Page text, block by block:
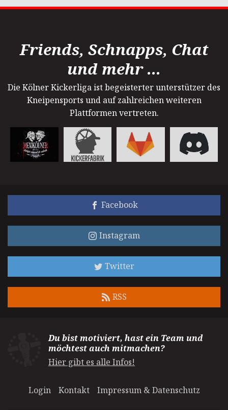
Friends, Schnapps, Chat
und mehr ...
Die Kölner Kickerliga ist begeisterter unterstützer des
Kneipensports und auf zahlreichen weiteren
Plattformen vertreten.
Facebook
Instagram
Twitter
RSS
Du bist motiviert, hast ein Team und
möchtest auch mitmachen?
Hier gibt es alle Infos!
Login Kontakt Impressum & Datenschutz